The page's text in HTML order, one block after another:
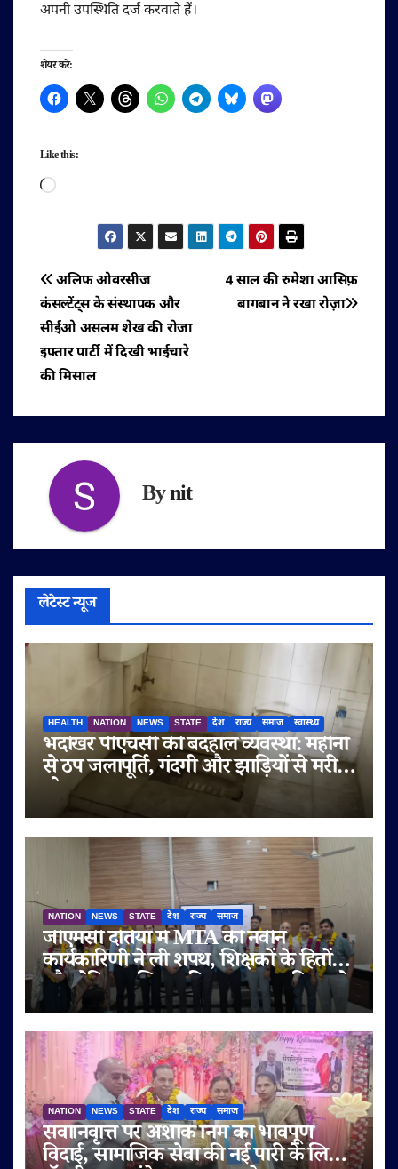
अपनी उपस्थिति दर्ज करवाते हैं।
शेयर करें:
Like this:
Loading…
पोस्ट
नेविगेशन
4 साल की रुमेशा आसिफ़
बागबान ने रखा रोज़ा
अलिफ ओवरसीज
कंसल्टेंट्स के संस्थापक और
सीईओ असलम शेख की रोजा
इफ्तार पार्टी में दिखी भाईचारे
की मिसाल
Bynit
लेटेस्ट न्यूज
HEALTH NATION NEWS STATE देश राज्य समाज स्वास्थ्य
भदोखर पीएचसी की बदहाल व्यवस्था: महीनों
से ठप जलापूर्ति, गंदगी और झाड़ियों से मरीज
परेशान
NATION NEWS STATE देश राज्य समाज
जीएमसी दतिया में MTA की नवीन
कार्यकारिणी ने ली शपथ, शिक्षकों के हितों
और मेडिकल शिक्षा की गुणवत्ता पर दिया जोर
NATION NEWS STATE देश राज्य समाज
सेवानिवृत्ति पर अशोक निम को भावपूर्ण
विदाई, सामाजिक सेवा की नई पारी के लिए